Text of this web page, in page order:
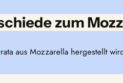
zum
aus Mozzarella hergestellt